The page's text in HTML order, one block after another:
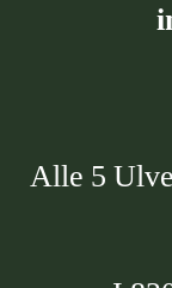
Alle 5